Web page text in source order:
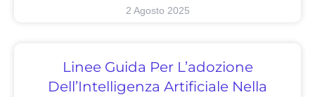
2 Agosto 2025
Linee Guida Per L’adozione
Dell’Intelligenza Artificiale Nella